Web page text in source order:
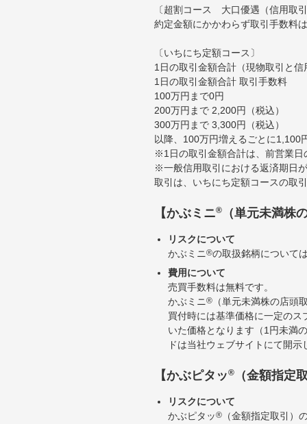
〔超割コース 大口優遇（信用取
約定金額にかかわらず取引手数料
〔いちにち定額コース〕
1日の取引金額合計（現物取引と
1日の取引金額合計 取引手数料
100万円まで0円
200万円まで 2,200円（税込）
300万円まで 3,300円（税込）
以降、100万円増えるごとに1,100
※1日の取引金額合計は、前営業日
※一般信用取引における返済期日
取引は、いちにち定額コースの取
【かぶミニ® （単元未満株
リスクについて
かぶミニ®の取扱銘柄について
費用について
売買手数料は無料です。
かぶミニ®
（単元未満株の店頭
買付時には基準価格に一定の
いた価格となります（1円未満
ドは当社ウェブサイトにて開
【かぶピタッ® （金額指定
リスクについて
かぶピタッ®
（金額指定取引）